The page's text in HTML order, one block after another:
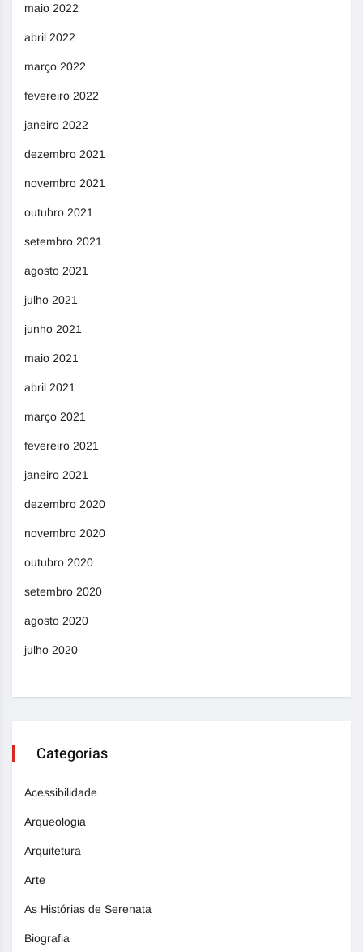
maio 2022
abril 2022
março 2022
fevereiro 2022
janeiro 2022
dezembro 2021
novembro 2021
outubro 2021
setembro 2021
agosto 2021
julho 2021
junho 2021
maio 2021
abril 2021
março 2021
fevereiro 2021
janeiro 2021
dezembro 2020
novembro 2020
outubro 2020
setembro 2020
agosto 2020
julho 2020
Categorias
Acessibilidade
Arqueologia
Arquitetura
Arte
As Histórias de Serenata
Biografia